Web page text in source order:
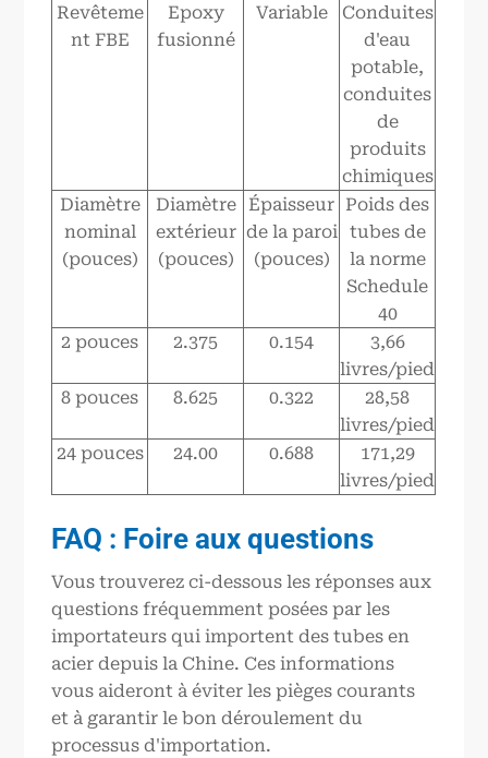
Revêteme
nt FBE
Epoxy
fusionné
Variable
Conduites
d'eau
potable,
conduites
de
produits
chimiques
Diamètre
nominal
(pouces)
Diamètre
extérieur
(pouces)
Épaisseur
de la paroi
(pouces)
Poids des
tubes de
la norme
Schedule
40
2 pouces
2.375 0.154
3,66
livres/pied
8 pouces
8.625 0.322
28,58
livres/pied
24 pouces
24.00 0.688
171,29
livres/pied
FAQ : Foire aux questions
Vous trouverez ci-dessous les réponses aux
questions fréquemment posées par les
importateurs qui importent des tubes en
acier depuis la Chine. Ces informations
vous aideront à éviter les pièges courants
et à garantir le bon déroulement du
processus d'importation.